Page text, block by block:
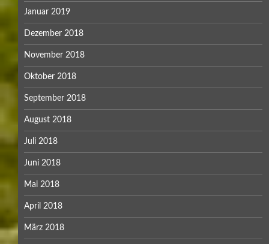
Januar 2019
Dezember 2018
November 2018
Oktober 2018
September 2018
August 2018
Juli 2018
Juni 2018
Mai 2018
April 2018
März 2018